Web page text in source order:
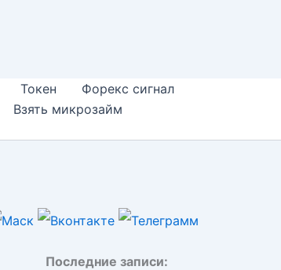
Токен
Форекс сигнал
Взять микрозайм
Последние записи: